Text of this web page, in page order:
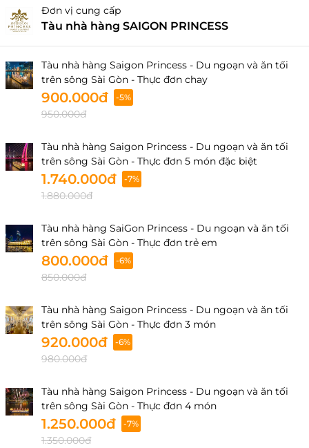
Đơn vị cung cấp
Tàu nhà hàng SAIGON PRINCESS
Tàu nhà hàng Saigon Princess - Du ngoạn và ăn tối
trên sông Sài Gòn - Thực đơn chay
900.000đ -5%
950.000đ
Tàu nhà hàng Saigon Princess - Du ngoạn và ăn tối
trên sông Sài Gòn - Thực đơn 5 món đặc biệt
1.740.000đ -7%
1.880.000đ
Tàu nhà hàng SaiGon Princess - Du ngoạn và ăn tối
trên sông Sài Gòn - Thực đơn trẻ em
800.000đ -6%
850.000đ
Tàu nhà hàng Saigon Princess - Du ngoạn và ăn tối
trên sông Sài Gòn - Thực đơn 3 món
920.000đ -6%
980.000đ
Tàu nhà hàng Saigon Princess - Du ngoạn và ăn tối
trên sông Sài Gòn - Thực đơn 4 món
1.250.000đ -7%
1.350.000đ